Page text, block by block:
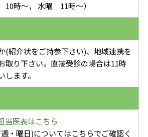
時～， 水曜 11時～）
(紹介状をご持参下さい)、地域連携を
取り下さい。直接受診の場合は11時
します。
当医表はこちら
・曜日)についてはこちらでご確認く